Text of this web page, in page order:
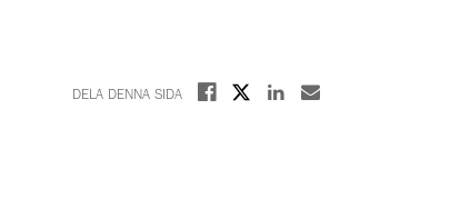
DELA DENNA SIDA Dela på Facebook
Dela på XDela på Linkedin
Dela med E-post